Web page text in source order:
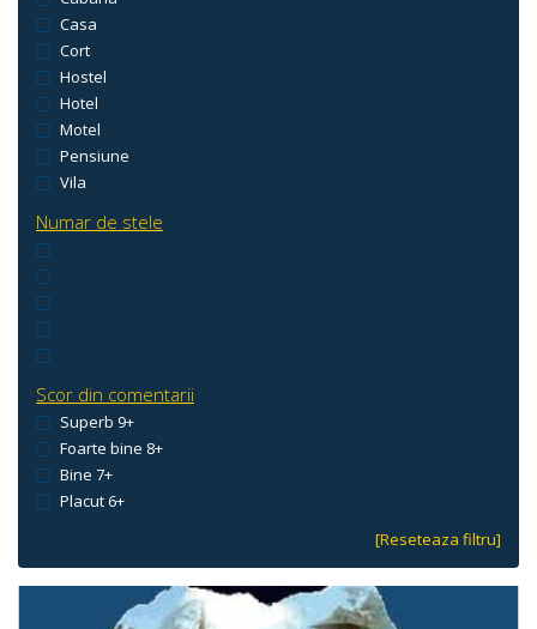
Casa
Cort
Hostel
Hotel
Motel
Pensiune
Vila
Numar de stele
Scor din comentarii
Superb 9+
Foarte bine 8+
Bine 7+
Placut 6+
[Reseteaza filtru]